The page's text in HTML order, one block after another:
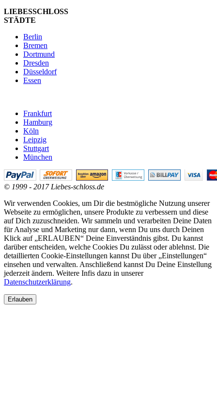
LIEBESSCHLOSS
STÄDTE
Berlin
Bremen
Dortmund
Dresden
Düsseldorf
Essen
Frankfurt
Hamburg
Köln
Leipzig
Stuttgart
München
© 1999 - 2017 Liebes-schloss.de
Wir verwenden Cookies, um Dir die bestmögliche Nutzung unserer
Webseite zu ermöglichen, unsere Produkte zu verbessern und diese
auf Dich zuzuschneiden. Wir sammeln und verarbeiten Deine Daten
für Analyse und Marketing nur dann, wenn Du uns durch Deinen
Klick auf „ERLAUBEN“ Deine Einverständnis gibst. Du kannst
darüber entscheiden, welche Cookies Du zulässt oder ablehnst. Die
detaillierten Cookie-Einstellungen kannst Du über „Einstellungen“
einsehen und verwalten. Anschließend kannst Du Deine Einstellung
jederzeit ändern. Weitere Infis dazu in unserer
Datenschutzerklärung.
Erlauben